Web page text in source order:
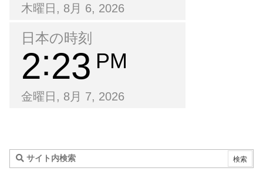
木曜日, 8月 6, 2026
日本の時刻
2 23 PM
金曜日, 8月 7, 2026